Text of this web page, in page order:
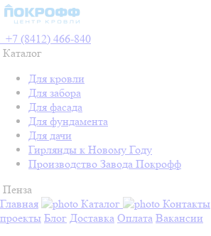
+7 (8412) 466-840
Каталог
Для кровли
Для забора
Для фасада
Для фундамента
Для дачи
Гирлянды к Новому Году
Производство Завода Покрофф
Пенза
Главная
Каталог Контакты
проекты Блог Доставка Оплата Вакансии